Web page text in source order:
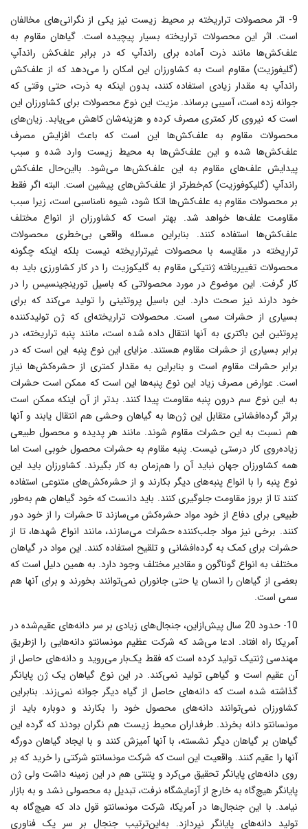
9- اثر محصولات تراریخته بر محیط زیست نیز یکى از نگرانى‌های مخالفان
است. اثر این محصولات تراریخته بسیار پیچیده است. گیاهان مقاوم به
علف‌کش‌ها مانند ذرت آماده براى راندآپ که در برابر علف‌کش راندآپ
(گلیفوزیت) مقاوم است به کشاورزان این امکان را مى‌دهد که از علف‌کش
راندآپ به مقدار زیادى استفاده کنند، بدون اینکه به ذرت، حتى وقتى که
جوانه زده است، آسیبى برساند. مزیت این نوع محصولات براى کشاورزان این
است که نیروى کار کمترى مصرف کرده و هزینه‌شان کاهش مى‌یابد. زیان‌هاى
محصولات مقاوم به علف‌کش‌ها این است که باعث افزایش مصرف
علف‌کش‌ها شده و این علف‌کش‌ها به محیط زیست وارد شده و سبب
پیدایش علف‌هاى مقاوم به این علف‌کش‌ها مى‌شود. با‌این‌حال علف‌کش
راندآپ (گلیکوفوزیت) کم‌خطرتر از علف‌کش‌هاى پیشین است. البته اگر فقط
بر محصولات مقاوم به علف‌کش‌ها اتکا شود، شیوه نامناسبى است، زیرا سبب
مقاومت علف‌ها خواهد شد. بهتر است که کشاورزان از انواع مختلف
علف‌کش‌ها استفاده کنند. بنابراین مسئله واقعى بى‌خطرى محصولات
تراریخته در مقایسه با محصولات غیرتراریخته نیست بلکه اینکه چگونه
محصولات تغییریافته ژنتیکى مقاوم به گلیکوزیت را در کار کشاورزى باید به
کار گرفت. این موضوع در مورد محصولاتى که باسیل تورینجینسیس را در
خود دارند نیز صحت دارد. این باسیل پروتئینى را تولید مى‌کند که براى
بسیارى از حشرات سمى است. محصولات تراریخته‌اى که ژن تولیدکننده
پروتئین این باکترى به آنها انتقال داده شده است، مانند پنبه تراریخته، در
برابر بسیارى از حشرات مقاوم هستند. مزایاى این نوع پنبه این است که در
برابر حشرات مقاوم است و بنابراین به مقدار کمترى از حشره‌کش‌ها نیاز
است. عوارض مصرف زیاد این نوع پنبه‌ها این است که ممکن است حشرات
به این نوع سم درون پنبه مقاومت پیدا کنند. بدتر از آن اینکه ممکن است
براثر گرده‌افشانى متقابل این ژن‌ها به گیاهان وحشى هم انتقال یابند و آنها
هم نسبت به این حشرات مقاوم شوند. مانند هر پدیده و محصول طبیعى
زیاده‌روى کار درستى نیست. پنبه مقاوم به حشرات محصول خوبى است اما
همه کشاورزان جهان نباید آن را هم‌زمان به کار بگیرند. کشاورزان باید این
نوع پنبه را با انواع پنبه‌هاى دیگر بکارند و از حشره‌کش‌هاى متنوعى استفاده
کنند تا از بروز مقاومت جلوگیرى کنند. باید دانست که خود گیاهان هم به‌طور
طبیعى براى دفاع از خود مواد حشره‌کش مى‌سازند تا حشرات را از خود دور
کنند. برخی نیز مواد جلب‌کننده حشرات مى‌سازند، مانند انواع شهدها، تا از
حشرات براى کمک به گرده‌افشانى و تلقیح استفاده کنند. این مواد در گیاهان
مختلف به انواع گوناگون و مقادیر مختلف وجود دارد. به همین دلیل است که
بعضى از گیاهان را انسان یا حتى جانوران نمى‌توانند بخورند و براى آنها هم
سمى است.
10- حدود 20 سال پیش‌از‌این، جنجال‌هاى زیادى بر سر دانه‌هاى عقیم‌شده در
آمریکا راه افتاد. ادعا مى‌شد که شرکت عظیم مونسانتو دانه‌هایى را ازطریق
مهندسى ژنتیک تولید کرده است که فقط یک‌بار مى‌روید و دانه‌هاى حاصل از
آن عقیم است و گیاهى تولید نمى‌کند. در این نوع گیاهان یک ژن پایانگر
گذاشته شده است که دانه‌هاى حاصل از گیاه دیگر جوانه نمى‌زند. بنابراین
کشاورزان نمى‌توانند دانه‌هاى محصول خود را بکارند و دوباره باید از
مونسانتو دانه بخرند. طرفداران محیط زیست هم نگران بودند که گرده این
گیاهان بر گیاهان دیگر نشسته، با آنها آمیزش کنند و با ایجاد گیاهان دورگه
آنها را عقیم کنند. واقعیت این است که شرکت مونسانتو شرکتى را خرید که بر
روى دانه‌هاى پایانگر تحقیق مى‌کرد و پتنتى هم در این زمینه داشت‌ ولى ژن
پایانگر هیچ‌گاه به خارج از آزمایشگاه نرفت، تبدیل به محصولى نشد و به بازار
نیامد. با این جنجال‌ها در آمریکا، شرکت مونسانتو قول داد که هیچ‌گاه به
تولید دانه‌هاى پایانگر نپردازد. به‌این‌ترتیب جنجال بر سر یک فناورى